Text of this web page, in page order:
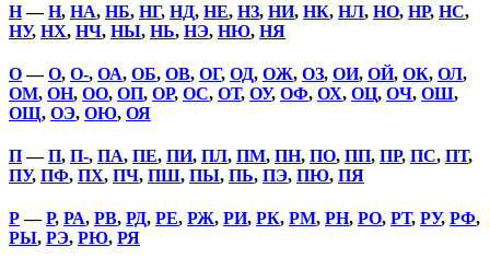
Н—Н, НА, НБ, НГ, НД, НЕ, НЗ, НИ, НК, НЛ, НО, НР, НС,
НУ, НХ, НЧ, НЫ, НЬ, НЭ, НЮ, НЯ
О—О, О-, ОА, ОБ, ОВ, ОГ, ОД, ОЖ, ОЗ, ОИ, ОЙ, ОК, ОЛ,
ОМ, ОН, ОО, ОП, ОР, ОС, ОТ, ОУ, ОФ, ОХ, ОЦ, ОЧ, ОШ,
ОЩ, ОЭ, ОЮ, ОЯ
П—П, П-, ПА, ПЕ, ПИ, ПЛ, ПМ, ПН, ПО, ПП, ПР, ПС, ПТ,
ПУ, ПФ, ПХ, ПЧ, ПШ, ПЫ, ПЬ, ПЭ, ПЮ, ПЯ
Р—Р, РА, РВ, РД, РЕ, РЖ, РИ, РК, РМ, РН, РО, РТ, РУ, РФ,
РЫ, РЭ, РЮ, РЯ